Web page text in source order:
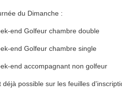
du Dimanche:
end Golfeur chambre double
end Golfeur chambre single
end accompagnantnon golfeur
possible sur les feuilles